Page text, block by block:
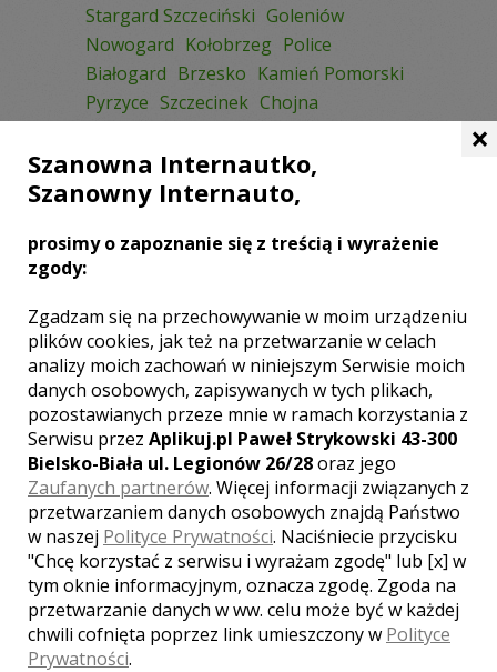
Stargard Szczeciński Goleniów
Nowogard Kołobrzeg Police
Białogard Brzesko Kamień Pomorski
Pyrzyce Szczecinek Chojna
Gryfino
Mielno Międzyzdroje
NAJPOPULARNIEJSZE MIASTA:
Bielsko-Biała Gliwice Tychy
Łódź
Sosnowiec
Wrocław Bytom
Częstochowa
Chorzów Wadowice
Poznań Pszczyna Oświęcim
Dąbrowa Górnicza Wieliczka
Mysłowice
Zabrze
fotograf-wesele.pl
×
Szanowna Internautko,
Szanowny Internauto,
prosimy o zapoznanie się z treścią i wyrażenie
zgody:
Zgadzam się na przechowywanie w moim urządzeniu
plików cookies, jak też na przetwarzanie w celach
analizy moich zachowań w niniejszym Serwisie moich
danych osobowych, zapisywanych w tych plikach,
pozostawianych przeze mnie w ramach korzystania z
Serwisu przez Aplikuj.pl Paweł Strykowski 43-300
Bielsko-Biała ul. Legionów 26/28oraz jego
Zaufanych partnerów. Więcej informacji związanych z
przetwarzaniem danych osobowych znajdą Państwo
w naszej Polityce Prywatności. Naciśniecie przycisku
"Chcę korzystać z serwisu i wyrażam zgodę" lub [x] w
tym oknie informacyjnym, oznacza zgodę. Zgoda na
przetwarzanie danych w ww. celu może być w każdej
chwili cofnięta poprzez link umieszczony w Polityce
Prywatności.